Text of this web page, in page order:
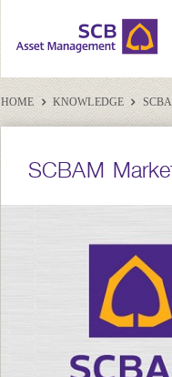
HOME KNOWLEDGE
SCBAM